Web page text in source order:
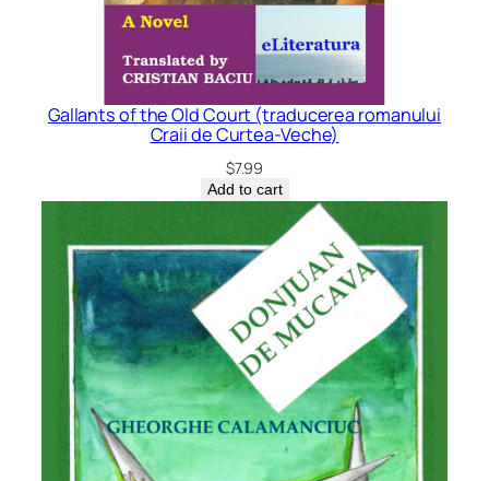
Gallants of the Old Court (traducerea romanului
Craii de Curtea-Veche)
$7.99
Add to cart